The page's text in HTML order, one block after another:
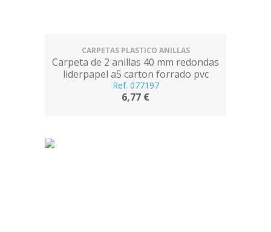
CARPETAS PLASTICO ANILLAS
Carpeta de 2 anillas 40 mm redondas
liderpapel a5 carton forrado pvc
fucsia
Ref. 077197
6,77 €